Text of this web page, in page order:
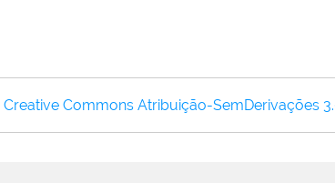
Creative Commons Atribuição-SemDerivações